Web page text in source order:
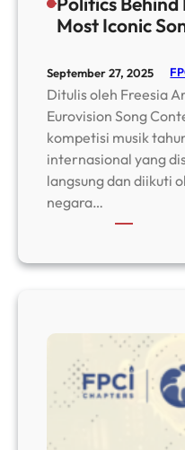
Most Iconic
September 27, 2025
Ditulis oleh Freesia
Eurovision Song
kompetisi musik
internasional yang
langsung dan diikuti
negara…